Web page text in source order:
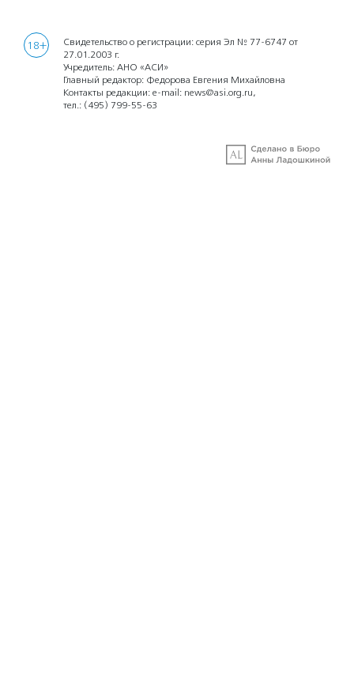
18+
Свидетельство о регистрации: серия Эл № 77-6747 от
27.01.2003 г.
Учредитель: АНО «АСИ»
Главный редактор: Федорова Евгения Михайловна
Контакты редакции: e-mail: news@asi.org.ru,
тел.: (495) 799-55-63